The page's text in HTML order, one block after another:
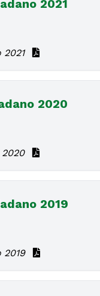
2021
2021
2020
2019
2019